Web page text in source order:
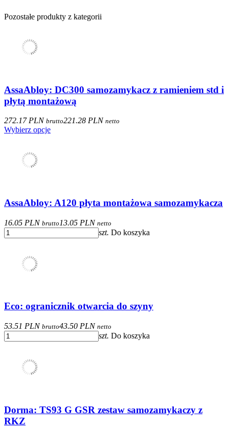
Pozostałe produkty z kategorii
AssaAbloy: DC300 samozamykacz z ramieniem std i
płytą montażową
272.17 PLN brutto221.28 PLN netto
Wybierz opcje
AssaAbloy: A120 płyta montażowa samozamykacza
16.05 PLN brutto 13.05 PLN netto
szt. Do koszyka
Eco: ogranicznik otwarcia do szyny
53.51 PLN brutto43.50 PLN netto
szt. Do koszyka
Dorma: TS93 G GSR zestaw samozamykaczy z
RKZ